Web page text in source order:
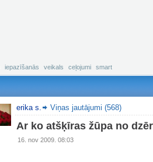
iepazīšanās veikals ceļojumi smart
erika s. Viņas jautājumi (568)
Ar ko atšķīras žūpa no
16. nov 2009. 08:03